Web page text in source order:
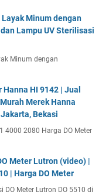
Minum dengan
Lampu UV Sterilisasi
Minum dengan
HI 9142 | Jual
Merek Hanna
Bekasi
4000 2080 Harga DO Meter
Meter Lutron (video) |
| Harga DO Meter
Meter Lutron DO 5510 di